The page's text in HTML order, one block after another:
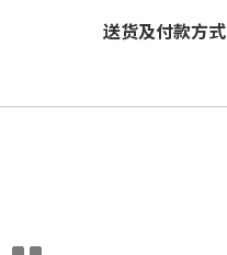
送货及付款方式